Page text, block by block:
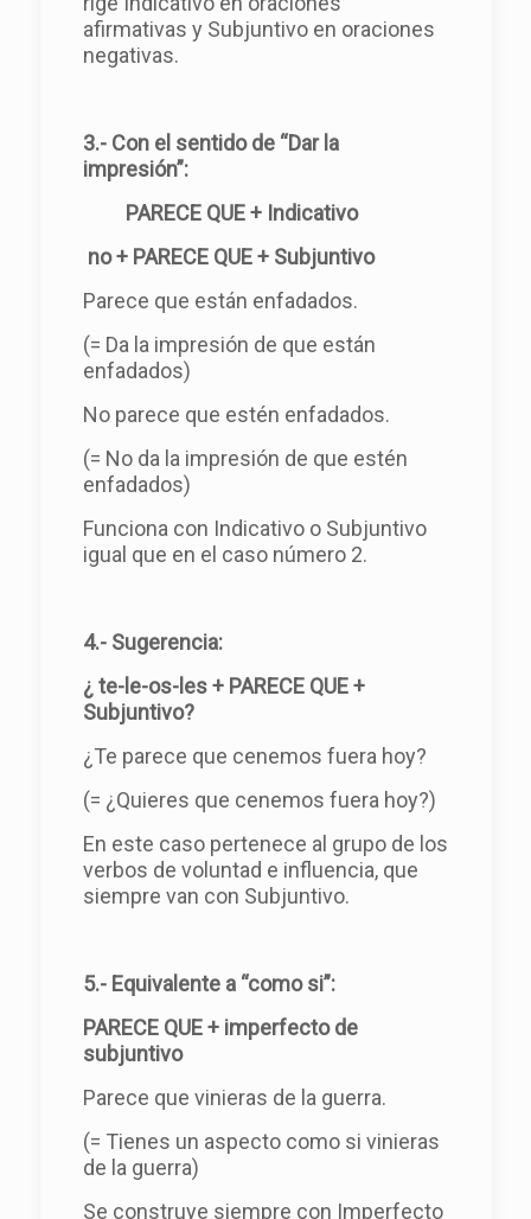
afirmativas y Subjuntivo en oraciones
negativas.
3.- Con el sentido de “Dar la
impresión”:
PARECE QUE + Indicativo
no + PARECE QUE + Subjuntivo
Parece que están enfadados.
(= Da la impresión de que están
enfadados)
No parece que estén enfadados.
(= No da la impresión de que estén
enfadados)
Funciona con Indicativo o Subjuntivo
igual que en el caso número 2.
4.- Sugerencia:
¿ te-le-os-les + PARECE QUE +
Subjuntivo?
¿Te parece que cenemos fuera hoy?
(= ¿Quieres que cenemos fuera hoy?)
En este caso pertenece al grupo de los
verbos de voluntad e influencia, que
siempre van con Subjuntivo.
5.- Equivalente a “como si”:
PARECE QUE + imperfecto de
subjuntivo
Parece que vinieras de la guerra.
(= Tienes un aspecto como si vinieras
de la guerra)
Se construye siempre con Imperfecto